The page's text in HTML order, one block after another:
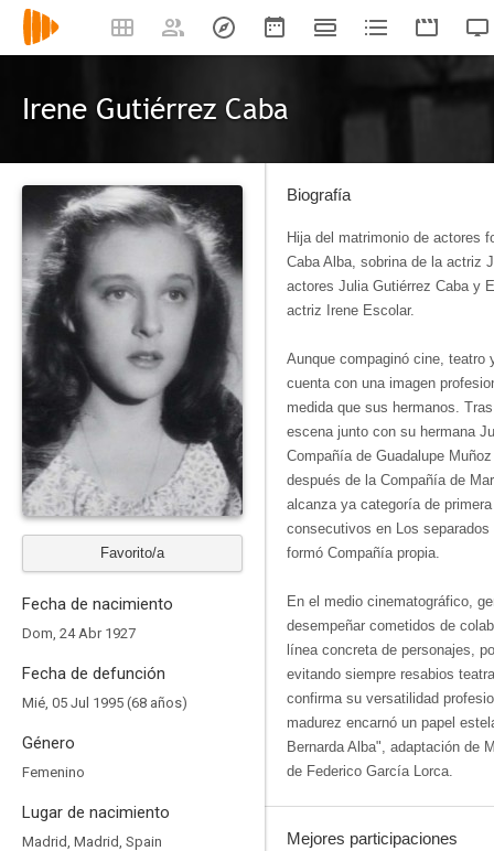
Irene Gutiérrez Caba
Favorito/a
Fecha de nacimiento
Dom, 24 Abr 1927
Fecha de defunción
Mié, 05 Jul 1995 (68 años)
Género
Femenino
Lugar de nacimiento
Madrid, Madrid, Spain
Biografía
Hija del matrimonio de actores
Caba Alba, sobrina de la actriz
actores Julia Gutiérrez Caba y
actriz Irene Escolar.
Aunque compaginó cine, teatro
cuenta con una imagen
medida que sus hermanos.
escena junto con su hermana
Compañía de Guadalupe
después de la Compañía de
alcanza ya categoría de
consecutivos en Los
formó Compañía propia.
En el medio cinematográfico,
desempeñar cometidos de
línea concreta de personajes,
evitando siempre resabios
confirma su versatilidad
madurez encarnó un papel
Bernarda Alba", adaptación de
de Federico García Lorca.
Mejores participaciones